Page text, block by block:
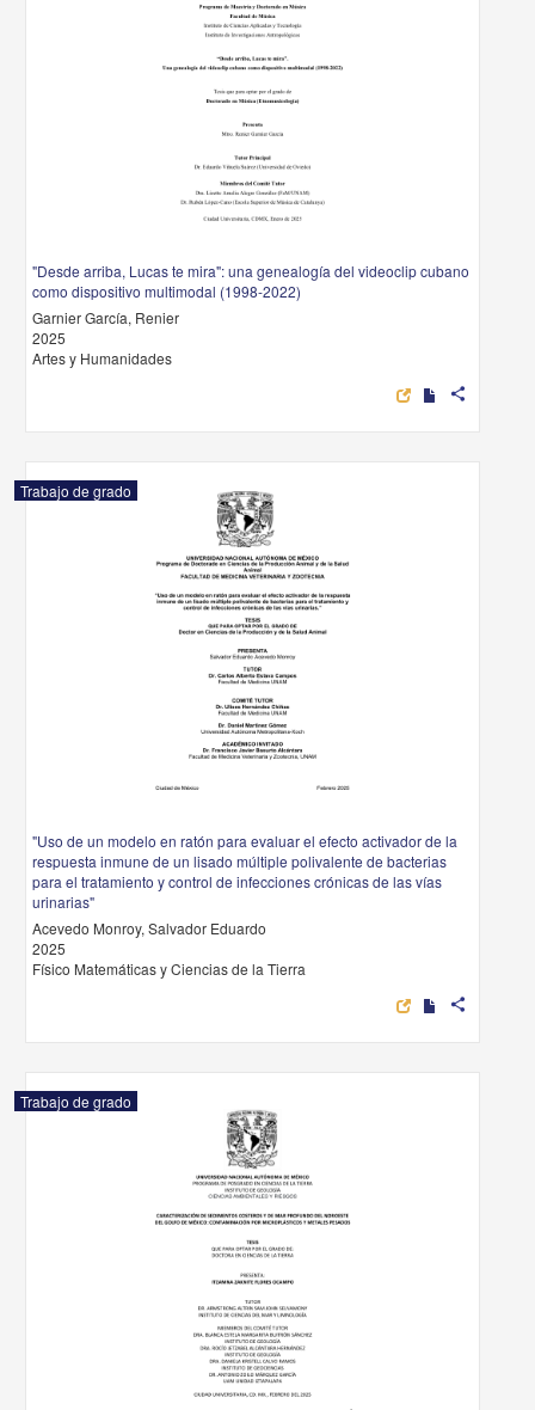
"Desde arriba, Lucas te mira": una genealogía del videoclip cubano
como dispositivo multimodal (1998-2022)
Garnier García, Renier
2025
Artes y Humanidades
share
Trabajo de grado
"Uso de un modelo en ratón para evaluar el efecto activador de la
respuesta inmune de un lisado múltiple polivalente de bacterias
para el tratamiento y control de infecciones crónicas de las vías
urinarias"
Acevedo Monroy, Salvador Eduardo
2025
Físico Matemáticas y Ciencias de la Tierra
share
Trabajo de grado